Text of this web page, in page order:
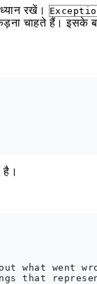
रखें।
चाहते हैं। इसके
है।
what went
that